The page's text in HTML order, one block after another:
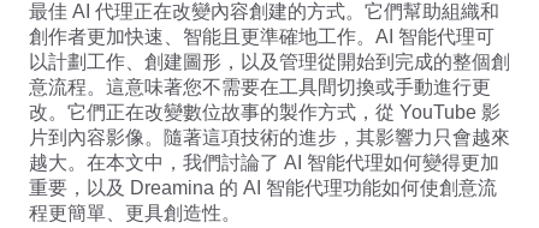
最佳 AI 代理正在改變內容創建的方式。它們幫助組織和
創作者更加快速、智能且更準確地工作。AI 智能代理可
以計劃工作、創建圖形，以及管理從開始到完成的整個創
意流程。這意味著您不需要在工具間切換或手動進行更
改。它們正在改變數位故事的製作方式，從 YouTube 影
片到內容影像。隨著這項技術的進步，其影響力只會越來
越大。在本文中，我們討論了 AI 智能代理如何變得更加
重要，以及 Dreamina 的 AI 智能代理功能如何使創意流
程更簡單、更具創造性。